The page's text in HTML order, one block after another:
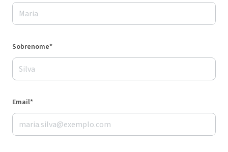
Sobrenome*
Email*